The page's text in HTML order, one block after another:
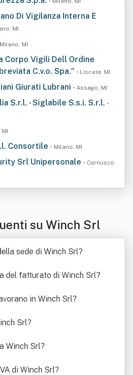
Di Vigilanza Interna E
MI
Milano, MI
Corpo Vigili Dell Ordine
C.v.o. Spa." • Liscate, MI
Giurati Lubrani • Assago, MI
S.r.l. - Siglabile S.s.i. S.r.l. •
MI
Consortile • Milano, MI
Srl Unipersonale • Cernusco
su Winch Srl
sede di Winch Srl?
del fatturato di Winch Srl?
in Winch Srl?
Srl?
Winch Srl?
di Winch Srl?